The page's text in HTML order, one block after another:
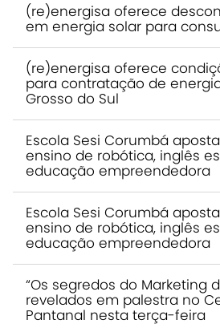
(re)energisa oferece
em energia solar para
(re)energisa oferece
para contratação de
Grosso do Sul
Escola Sesi Corumbá
ensino de robótica, inglês
educação empreendedora
Escola Sesi Corumbá
ensino de robótica, inglês
educação empreendedora
“Os segredos do Marketing
revelados em palestra no
Pantanal nesta terça-feira